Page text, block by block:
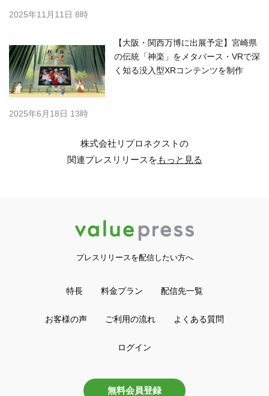
2025年11月11日 8時
【大阪・関西万博に出展予定】宮崎県
の伝統「神楽」をメタバース・VRで深
く知る没入型XRコンテンツを制作
2025年6月18日 13時
株式会社リプロネクストの
関連プレスリリースをもっと見る
プレスリリースを配信したい方へ
特長 料金プラン 配信先一覧
お客様の声 ご利用の流れ よくある質問
ログイン
無料会員登録